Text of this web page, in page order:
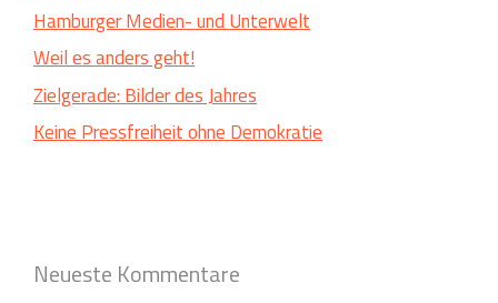
Hamburger Medien- und Unterwelt
Weil es anders geht!
Zielgerade: Bilder des Jahres
Keine Pressfreiheit ohne Demokratie
Neueste Kommentare